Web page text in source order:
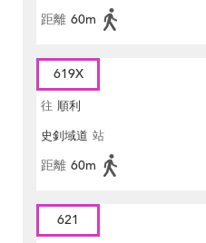
距離 60m
619X
往 順利
史釗域道 站
距離 60m
621